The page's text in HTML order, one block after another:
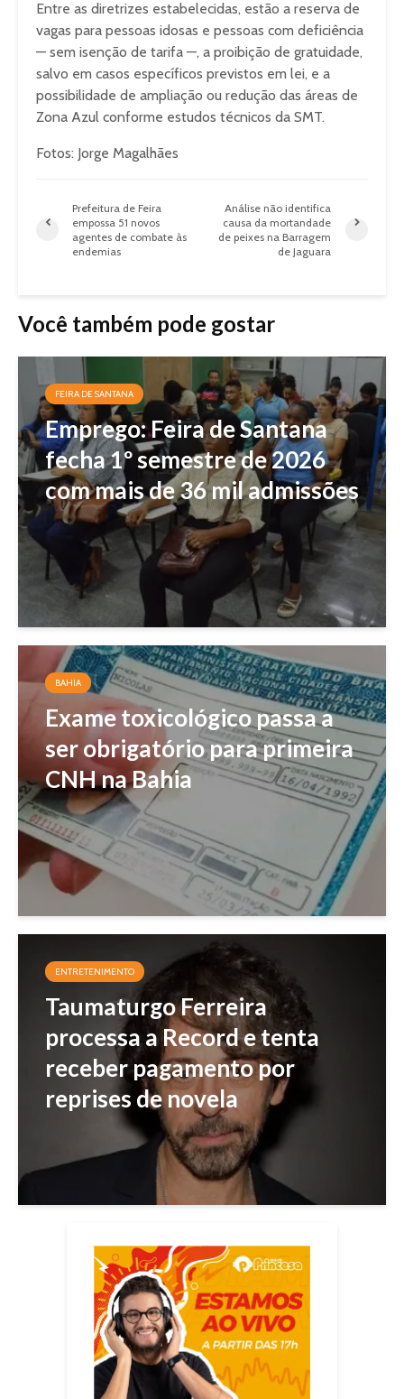
Entre as diretrizes estabelecidas, estão a reserva de
vagas para pessoas idosas e pessoas com deficiência
— sem isenção de tarifa —, a proibição de gratuidade,
salvo em casos específicos previstos em lei, e a
possibilidade de ampliação ou redução das áreas de
Zona Azul conforme estudos técnicos da SMT.
Fotos: Jorge Magalhães
Prefeitura de Feira
empossa 51 novos
agentes de combate às
endemias
Análise não identifica
causa da mortandade
de peixes na Barragem
de Jaguara
Você também pode gostar
FEIRA DE SANTANA
Emprego: Feira de Santana
fecha 1º semestre de 2026
com mais de 36 mil admissões
BAHIA
Exame toxicológico passa a
ser obrigatório para primeira
CNH na Bahia
ENTRETENIMENTO
Taumaturgo Ferreira
processa a Record e tenta
receber pagamento por
reprises de novela